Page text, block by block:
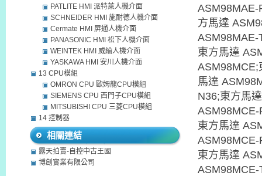
ASM98MAE-
方馬達
ASM98MAE-
東方馬達
ASM98MCE;
馬達
N36;東方馬
東方馬達
東方馬達
PATLITE HMI 派特萊人機介面
SCHNEIDER HMI 施耐德人機介面
Cermate HMI 屏通人機介面
PANASONIC HMI 松下人機介面
WEINTEK HMI 威綸人機介面
YASKAWA HMI 安川人機介面
13 CPU模組
OMRON CPU 歐姆龍CPU模組
SIEMENS CPU 西門子CPU模組
MITSUBISHI CPU 三菱CPU模組
14 控制器
相關連結
露天拍賣-自控中古王國
博創實業有限公司